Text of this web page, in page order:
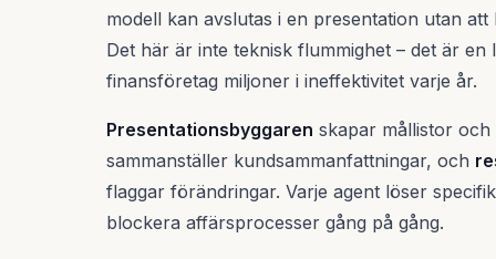
modell kan avslutas i en presentation utan
Det här är inte teknisk flummighet – det är
finansföretag miljoner i ineffektivitet varje år.
Presentationsbyggaren skapar mållistor
sammanställer kundsammanfattningar, och
flaggar förändringar. Varje agent löser
blockera affärsprocesser gång på gång.